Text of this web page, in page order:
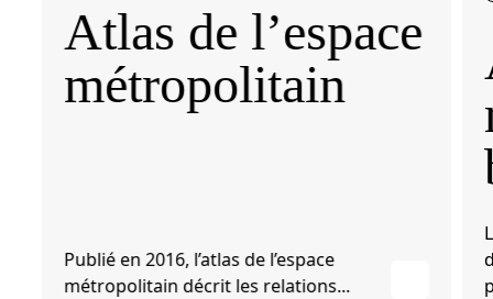
Atlas de l’espace
métropolitain
Publié en 2016, l’atlas de l’espace
métropolitain décrit les relations...